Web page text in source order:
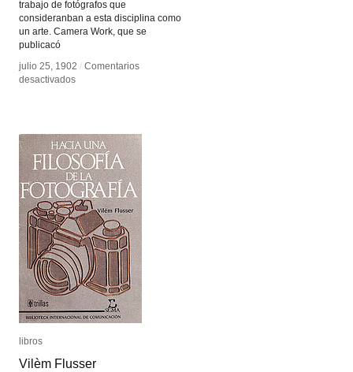
trabajo de fotógrafos que
consideranban a esta disciplina como
un arte. Camera Work, que se
publicacó
julio 25, 1902 / Comentarios
desactivadosen
julio 25, 1902 / Comentarios
desactivadosen
libros
Vilèm Flusser
libros
Vilèm Flusser